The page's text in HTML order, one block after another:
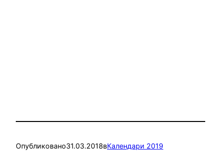
Опубликовано31.03.2018вКалендари 2019